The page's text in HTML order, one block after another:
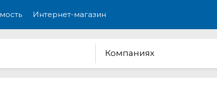
Интернет-магазин
Компаниях